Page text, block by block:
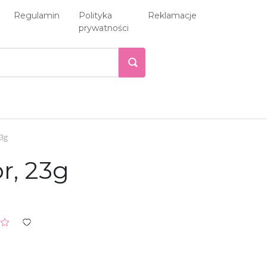
Regulamin
Polityka
prywatności
Reklamacje
23g